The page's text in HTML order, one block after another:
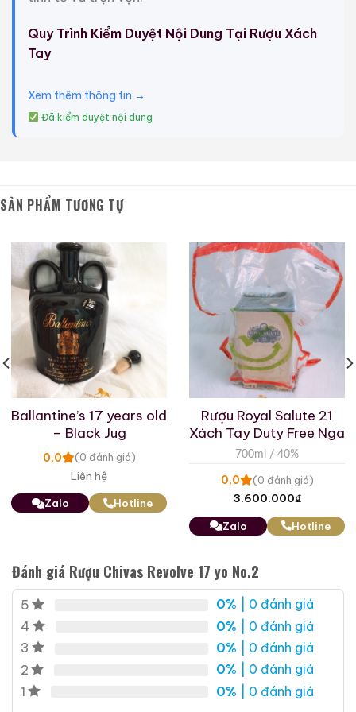
Giới Thiệu Một Số Mẫu Rượu Whisky
Macallan 18 Sherry
Oak 1997
700ml / 43%
0,0 (0 đánh giá)
28.680.000₫
Zalo Hotline
Macallan 18 Sherry
Oak 1996
700ml / 43%
0,0 (0 đánh giá)
28.880.000₫
Hotline
Giới Thiệu Một Số Mẫu Rượu Cognac
Cognac Roi des Rois
Très Grande Fine
Quy Trình Kiểm Duyệt Nội Dung Tại Rượu Xách
Tay
Xem thêm thông tin →
Đã kiểm duyệt nội dung
SẢN PHẨM TƯƠNG TỰ
Ballantine’s 17 years old
– Black Jug
0,0 (0 đánh giá)
Liên hệ
Zalo Hotline
Rượu Royal Salute 21
Xách Tay Duty Free Nga
700ml / 40%
0,0 (0 đánh giá)
3.600.000₫
Zalo Hotline
Đánh giá Rượu Chivas Revolve 17 yo No.2
5 0% | 0 đánh giá
4
0% | 0 đánh giá
3
0% | 0 đánh giá
2
0% | 0 đánh giá
1
0% | 0 đánh giá